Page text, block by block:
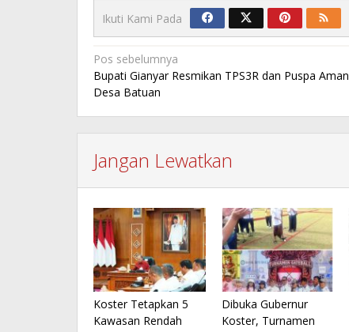
Ikuti Kami Pada
Navigasi
pos
Pos sebelumnya
Bupati Gianyar Resmikan TPS3R dan Puspa Aman
Desa Batuan
Jangan Lewatkan
Koster Tetapkan 5
Kawasan Rendah
Dibuka Gubernur
Koster, Turnamen